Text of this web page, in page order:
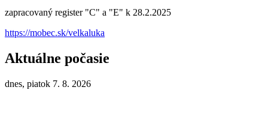
zapracovaný register "C" a "E" k 28.2.2025
https://mobec.sk/velkaluka
Aktuálne počasie
dnes, piatok 7. 8. 2026